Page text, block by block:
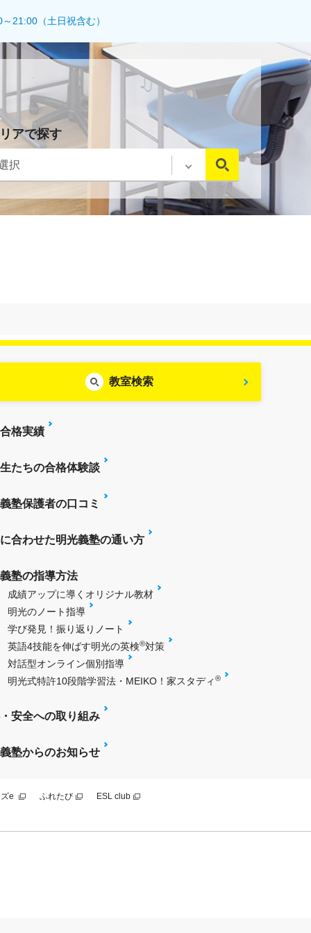
21:00（土日祝含む）
アで探す
教室検索
格実績
たちの合格体験談
塾保護者の口コミ
合わせた明光義塾の通い方
塾の指導方法
成績アップに導くオリジナル教材
明光のノート指導
学び発見！振り返りノート
英語4技能を伸ばす明光の英検®対策
対話型オンライン個別指導
明光式特許10段階学習法・MEIKO！家スタディ ®
安全への取り組み
塾からのお知らせ
e ふれたび ESL club